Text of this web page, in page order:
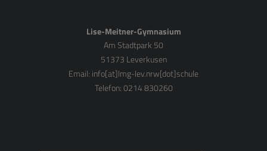
Lise-Meitner-Gymnasium
Am Stadtpark 50
51373 Leverkusen
Email: info[at]lmg-lev.nrw[dot]schule
Telefon: 0214 830260